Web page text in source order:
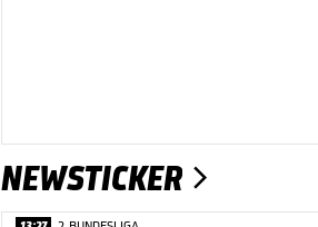
NEWSTICKER 